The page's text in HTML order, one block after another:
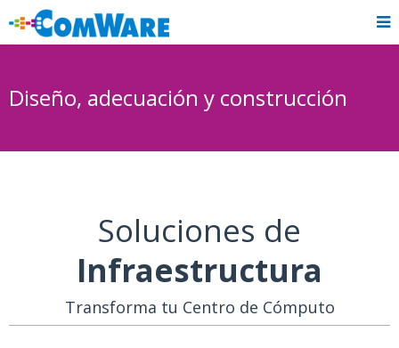
Diseño, adecuación y construcción
Soluciones de
Infraestructura
Transforma tu Centro de Cómputo